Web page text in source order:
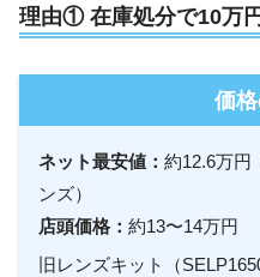
理由① 在庫処分で10万
価
ネット最安値： 約12.6万円
ンズ）
店頭価格： 約13〜14万円
旧レンズキット（